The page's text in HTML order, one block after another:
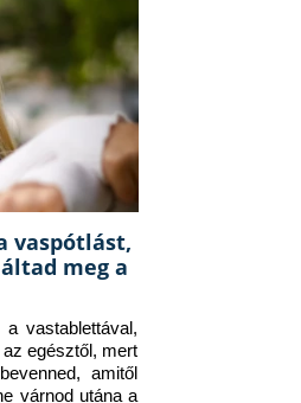
vaspótlást,
meg a
vastablettával,
egésztől, mert
amitől
várnod utána a